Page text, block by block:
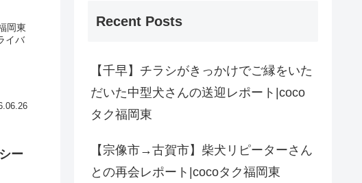
岡東
イバ
ー
Recent Posts
【千早】チラシがきっかけでご縁をいた
だいた中型犬さんの送迎レポート|coco
タク福岡東
【宗像市→古賀市】柴犬リピーターさん
との再会レポート|cocoタク福岡東